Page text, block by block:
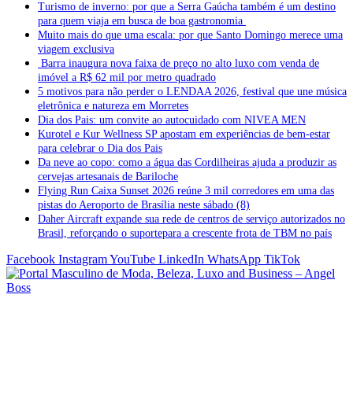
Turismo de inverno: por que a Serra Gaúcha também é um destino
para quem viaja em busca de boa gastronomia
Muito mais do que uma escala: por que Santo Domingo merece uma
viagem exclusiva
Barra inaugura nova faixa de preço no alto luxo com venda de
imóvel a R$ 62 mil por metro quadrado
5 motivos para não perder o LENDAA 2026, festival que une música
eletrônica e natureza em Morretes
Dia dos Pais: um convite ao autocuidado com NIVEA MEN
Kurotel e Kur Wellness SP apostam em experiências de bem-estar
para celebrar o Dia dos Pais
Da neve ao copo: como a água das Cordilheiras ajuda a produzir as
cervejas artesanais de Bariloche
Flying Run Caixa Sunset 2026 reúne 3 mil corredores em uma das
pistas do Aeroporto de Brasília neste sábado (8)
Daher Aircraft expande sua rede de centros de serviço autorizados no
Brasil, reforçando o suportepara a crescente frota de TBM no país
Facebook InstagramYouTube LinkedIn WhatsApp TikTok